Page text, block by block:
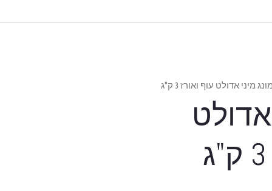
מיני אדולט עוף ואורז 3 ק"ג
אדולט